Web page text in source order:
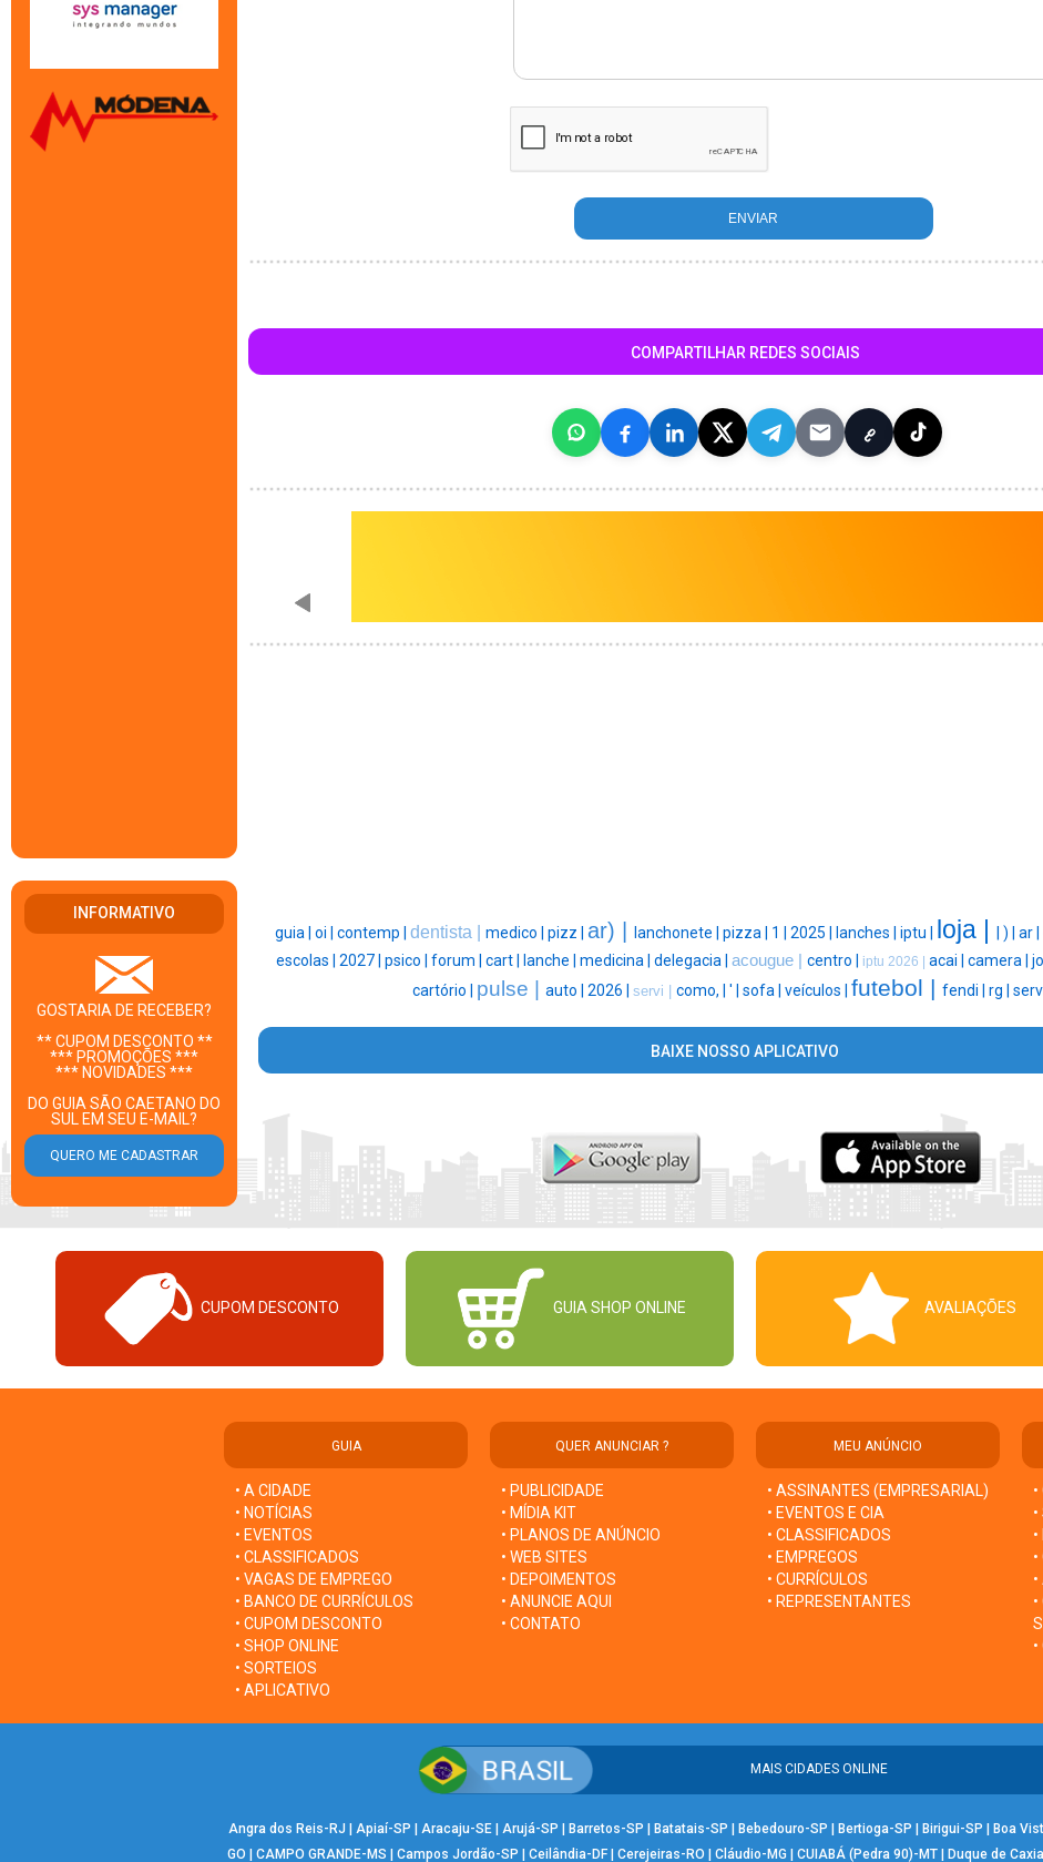
INFORMATIVO
GOSTARIA DE RECEBER?
** CUPOM DESCONTO **
*** PROMOÇÕES ***
*** NOVIDADES ***
DO GUIA SÃO CAETANO DO
SUL EM SEU E-MAIL?
COMPARTILHAR REDES SOCIAIS
guia | oi | contemp | dentista | medico | pizz | ar) | lanchonete | pizza | 1 | 2025 | lanches | iptu | loja | ) | ar |
escolas | 2027 | psico | forum | cart | lanche | medicina | delegacia | acougue | centro | iptu 2026 | acai | camera |
cartório | pulse | auto | 2026 | servi | como, | ' | sofa | veículos | futebol | fendi | rg |
BAIXE NOSSO APLICATIVO
CUPOM DESCONTO GUIA SHOP ONLINE AVALIAÇÕES
GUIA
• A CIDADE
• NOTÍCIAS
• EVENTOS
• CLASSIFICADOS
• VAGAS DE EMPREGO
• BANCO DE CURRÍCULOS
• CUPOM DESCONTO
• SHOP ONLINE
• SORTEIOS
• APLICATIVO
QUER ANUNCIAR ?
• PUBLICIDADE
• MÍDIA KIT
• PLANOS DE ANÚNCIO
• WEB SITES
• DEPOIMENTOS
• ANUNCIE AQUI
• CONTATO
MEU ANÚNCIO
• ASSINANTES (EMPRESARIAL)
• EVENTOS E CIA
• CLASSIFICADOS
• EMPREGOS
• CURRÍCULOS
• REPRESENTANTES
MAIS CIDADES ONLINE
Angra dos Reis-RJ | Apiaí-SP | Aracaju-SE | Arujá-SP | Barretos-SP | Batatais-SP | Bebedouro-SP | Bertioga-SP | Birigui-SP | Boa
GO | CAMPO GRANDE-MS | Campos Jordão-SP | Ceilândia-DF | Cerejeiras-RO | Cláudio-MG | CUIABÁ (Pedra 90)-MT | Duque de